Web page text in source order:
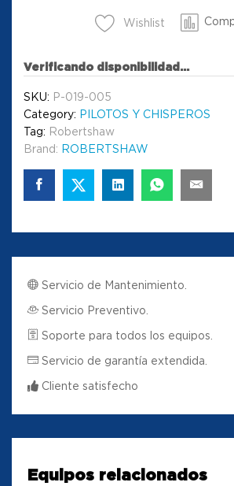
Wishlist
Verificando disponibilidad...
SKU: P-019-005
Category: PILOTOS Y CHISPEROS
Tag: Robertshaw
Brand: ROBERTSHAW
Servicio de Mantenimiento.
Servicio Preventivo.
Soporte para todos los equipos.
Servicio de garantía extendida.
Cliente satisfecho
Equipos relacionados